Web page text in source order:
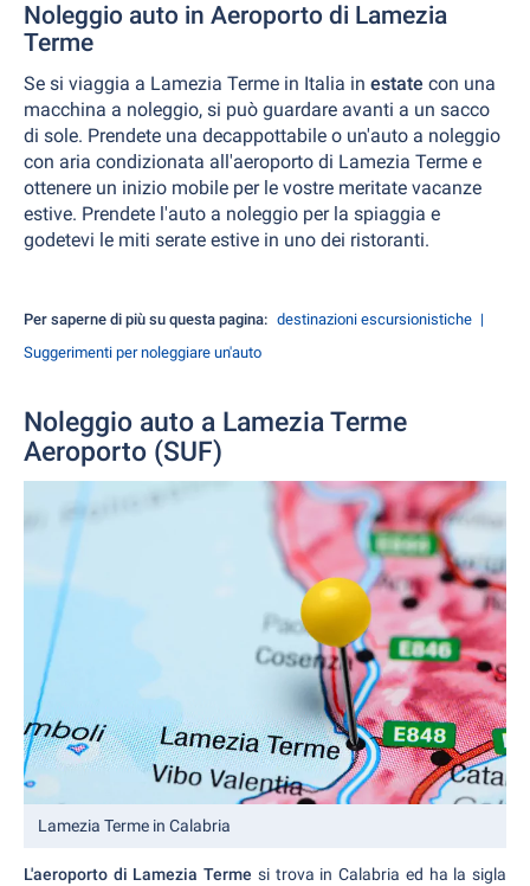
Noleggio auto in Aeroporto di Lamezia
Terme
Se si viaggia a Lamezia Terme in Italia in estate con una
macchina a noleggio, si può guardare avanti a un sacco
di sole. Prendete una decappottabile o un'auto a noleggio
con aria condizionata all'aeroporto di Lamezia Terme e
ottenere un inizio mobile per le vostre meritate vacanze
estive. Prendete l'auto a noleggio per la spiaggia e
godetevi le miti serate estive in uno dei ristoranti.
Per saperne di più su questa pagina: destinazioni escursionistiche
Suggerimenti per noleggiare un'auto
Noleggio auto a Lamezia Terme
Aeroporto (SUF)
Lamezia Terme in Calabria
L'aeroporto di Lamezia Terme si trova in Calabria ed ha la sigla